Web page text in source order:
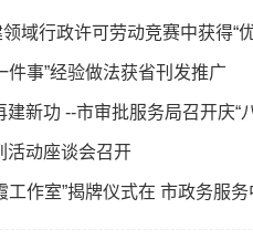
域行政许可劳动竞赛中获得“
件事”经验做法获省刊发推广
建新功 --市审批服务局召开庆“
活动座谈会召开
工作室”揭牌仪式在 市政务服